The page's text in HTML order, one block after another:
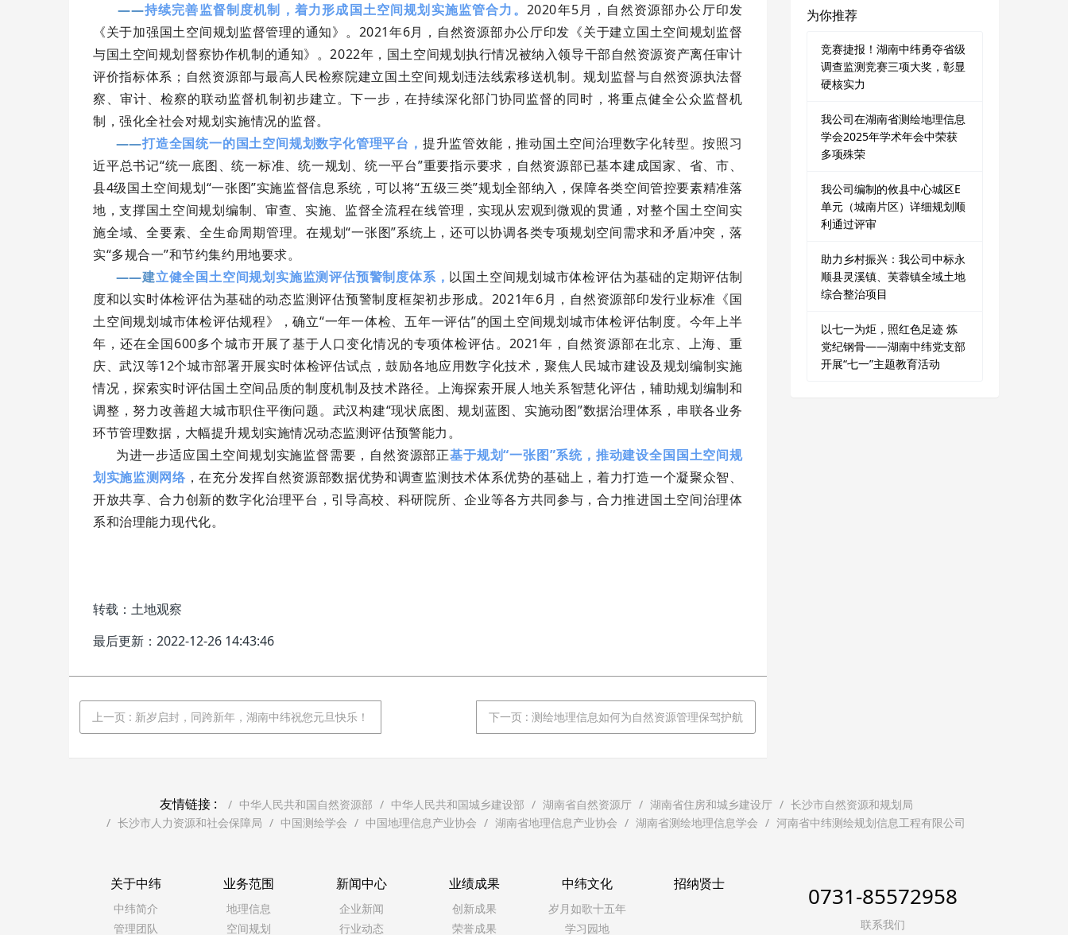
——持续完善监督制度机制，着力形成国土空间规划实施监管合力。 2020年5月，自然资源部办公厅印发
《关于加强国土空间规划监督管理的通知》。2021年6月，自然资源部办公厅印发《关于建立国土空间规划监督
与国土空间规划督察协作机制的通知》。2022年，国土空间规划执行情况被纳入领导干部自然资源资产离任审计
评价指标体系；自然资源部与最高人民检察院建立国土空间规划违法线索移送机制。规划监督与自然资源执法督
察、审计、检察的联动监督机制初步建立。下一步，在持续深化部门协同监督的同时，将重点健全公众监督机
制，强化全社会对规划实施情况的监督。
——打造全国统一的国土空间规划数字化管理平台， 提升监管效能，推动国土空间治理数字化转型。按照习
近平总书记“统一底图、统一标准、统一规划、统一平台”重要指示要求，自然资源部已基本建成国家、省、市、
县4级国土空间规划“一张图”实施监督信息系统，可以将“五级三类”规划全部纳入，保障各类空间管控要素精准落
地，支撑国土空间规划编制、审查、实施、监督全流程在线管理，实现从宏观到微观的贯通，对整个国土空间实
施全域、全要素、全生命周期管理。在规划“一张图”系统上，还可以协调各类专项规划空间需求和矛盾冲突，落
实“多规合一”和节约集约用地要求。
——建立健全国土空间规划实施监测评估预警制度体系， 以国土空间规划城市体检评估为基础的定期评估制
度和以实时体检评估为基础的动态监测评估预警制度框架初步形成。2021年6月，自然资源部印发行业标准《国
土空间规划城市体检评估规程》，确立“一年一体检、五年一评估”的国土空间规划城市体检评估制度。今年上半
年，还在全国600多个城市开展了基于人口变化情况的专项体检评估。2021年，自然资源部在北京、上海、重
庆、武汉等12个城市部署开展实时体检评估试点，鼓励各地应用数字化技术，聚焦人民城市建设及规划编制实施
情况，探索实时评估国土空间品质的制度机制及技术路径。上海探索开展人地关系智慧化评估，辅助规划编制和
调整，努力改善超大城市职住平衡问题。武汉构建“现状底图、规划蓝图、实施动图”数据治理体系，串联各业务
环节管理数据，大幅提升规划实施情况动态监测评估预警能力。
为进一步适应国土空间规划实施监督需要，自然资源部正基于规划“一张图”系统，推动建设全国国土空间规
划实施监测网络 ，在充分发挥自然资源部数据优势和调查监测技术体系优势的基础上，着力打造一个凝聚众智、
开放共享、合力创新的数字化治理平台，引导高校、科研院所、企业等各方共同参与，合力推进国土空间治理体
系和治理能力现代化。
转载：土地观察
最后更新：2022-12-26 14:43:46
上一页 : 新岁启封，同跨新年，湖南中纬祝您元旦快乐！ 下一页 : 测绘地理信息如何为自然资源管理保驾护航
为你推荐
竞赛捷报！湖南中纬勇夺省级
调查监测竞赛三项大奖，彰显
硬核实力
我公司在湖南省测绘地理信息
学会2025年学术年会中荣获
多项殊荣
我公司编制的攸县中心城区E
单元（城南片区）详细规划顺
利通过评审
助力乡村振兴：我公司中标永
顺县灵溪镇、芙蓉镇全域土地
综合整治项目
以七一为炬，照红色足迹 炼
党纪钢骨——湖南中纬党支部
开展“七一”主题教育活动
友情链接 : 中华人民共和国自然资源部 中华人民共和国城乡建设部 湖南省自然资源厅 湖南省住房和城乡建设厅
长沙市自然资源和规划局
长沙市人力资源和社会保障局
中国测绘学会 中国地理信息产业协会 湖南省地理信息产业协会 湖南省测绘地理信息学会 河南省中纬测绘规划信息工程有限公司
关于中纬
中纬简介
管理团队
业务范围
地理信息
空间规划
新闻中心
企业新闻
行业动态
业绩成果
创新成果
荣誉成果
中纬文化
岁月如歌十五年
学习园地
招纳贤士 0731-85572958
联系我们